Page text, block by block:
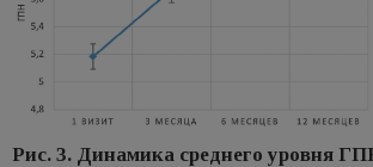
Рис. 3. Динамика среднего уровня